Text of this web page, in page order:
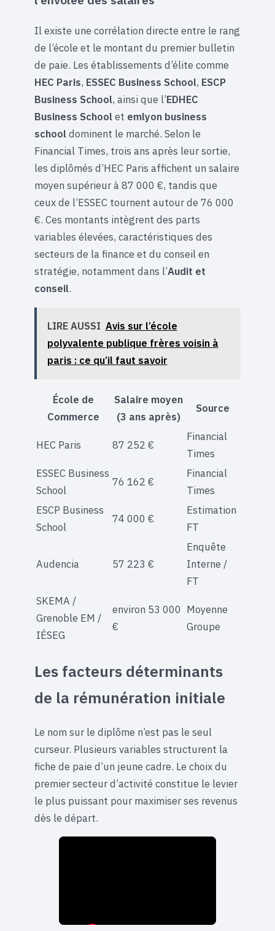
Il existe une corrélation directe entre le rang
de l’école et le montant du premier bulletin
de paie. Les établissements d’élite comme
HEC Paris, ESSEC Business School, ESCP
Business School, ainsi que l’EDHEC
Business Schoolet emlyon business
schooldominent le marché. Selon le
Financial Times, trois ans après leur sortie,
les diplômés d’HEC Paris affichent un salaire
moyen supérieur à 87 000 €, tandis que
ceux de l’ESSEC tournent autour de 76 000
€. Ces montants intègrent des parts
variables élevées, caractéristiques des
secteurs de la finance et du conseil en
stratégie, notamment dans l’Audit et
conseil.
LIRE AUSSI Avis sur l’école
polyvalente publique frères voisin à
paris : ce qu’il faut savoir
École de
Commerce
Salaire moyen
(3 ans après)
Source
HEC Paris 87 252 €
Financial
Times
ESSEC Business
School
76 162 €
Financial
Times
ESCP Business
School
74 000 €
Estimation
FT
Audencia 57 223 €
Enquête
Interne /
FT
SKEMA /
Grenoble EM /
IÉSEG
environ 53 000
€
Moyenne
Groupe
Les facteurs déterminants
de la rémunération initiale
Le nom sur le diplôme n’est pas le seul
curseur. Plusieurs variables structurent la
fiche de paie d’un jeune cadre. Le choix du
premier secteur d’activité constitue le levier
le plus puissant pour maximiser ses revenus
dès le départ.